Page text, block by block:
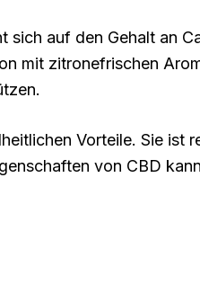
sich auf den Gehalt an
mit zitronefrischen
Vorteile. Sie ist
von CBD